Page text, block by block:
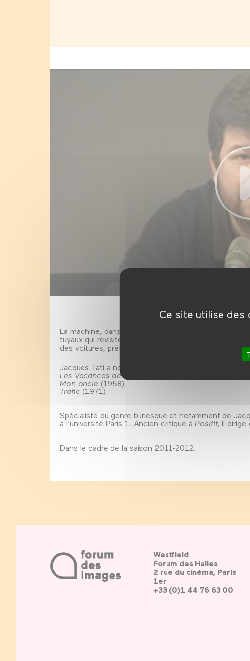
Ce site utilise des
La machine, dans
, est associée à l’un
tuyaux qui revisite
des voitures, préfigurant l’engin dont Hulot
Jacques Tati a notamment réalisé:
Les Vacances de monsieur Hulot
Mon oncle (1958)
Trafic (1971)
Spécialiste du genre burlesque et notamment de
à l’université Paris 1. Ancien critique à Positif, il dirige
Dans le cadre de la saison 2011-2012.
Westfield
Forum des Halles
2 rue du cinéma, Paris
1er
+33 (0)1 44 76 63 00